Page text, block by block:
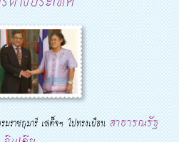
มราชกุมารี เสด็จฯ ไปทรงเยือนสาธารณรัฐ